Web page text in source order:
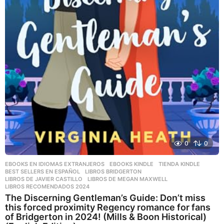
0 0
EBOOKS EN IDIOMAS EXTRANJEROS ,EBOOKS KINDLE ,TIENDA KINDLE
BEST SELLERS EN ESPAÑOL
,LIBROS BRIDGERTON
LIBROS DE JAVIER CASTILLO
,LIBROS DE MEGAN MAXWELL
LIBROS RECOMENDADOS 2024
The Discerning Gentleman’s Guide: Don’t miss
this forced proximity Regency romance for fans
of Bridgerton in 2024! (Mills & Boon Historical)